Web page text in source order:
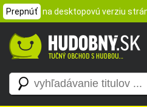
Prepnúť na desktopovú verziu